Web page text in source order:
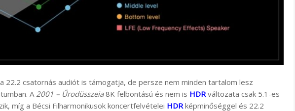
22.2 csatornás audiót is támogatja, de persze nem minden tartalom lesz
A 2001 – Űrodüsszeia8K felbontású és nem is HDR változata csak 5.1-es
míg a Bécsi Filharmonikusok koncertfelvételei HDR képminőséggel és 22.2